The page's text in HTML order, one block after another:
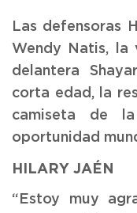
Las defensoras
Wendy Natis, la
delantera
corta edad, la
camiseta de
oportunidad
HILARY JAÉN
“Estoy muy